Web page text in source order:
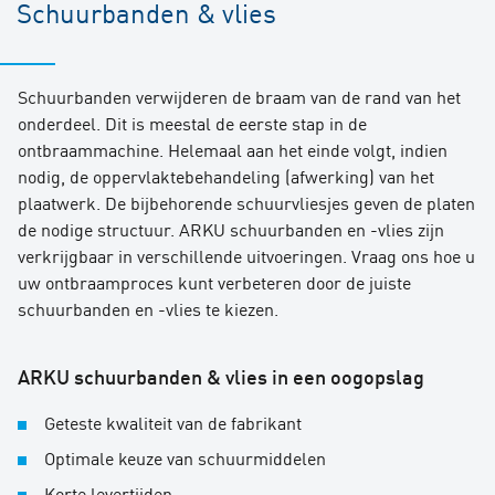
combinatie van gereedschap en machine in de
Speciaal ontworpen schijfgereedschappen zijn
ontworpen voor het verwijderen van slak. Bij het
verwijderen van slak is de schijf voorzien van
hardmetalen pennen die de slak van het gevlamde
onderdeel slaan.
Schuurbanden & vlies
Schuurbanden verwijderen de braam van de rand van het
onderdeel. Dit is meestal de eerste stap in de
ontbraammachine. Helemaal aan het einde volgt, indien
nodig, de oppervlaktebehandeling (afwerking) van het
plaatwerk. De bijbehorende schuurvliesjes geven de platen
de nodige structuur. ARKU schuurbanden en -vlies zijn
verkrijgbaar in verschillende uitvoeringen. Vraag ons hoe u
uw ontbraamproces kunt verbeteren door de juiste
schuurbanden en -vlies te kiezen.
ARKU schuurbanden & vlies in een oogopslag
Geteste kwaliteit van de fabrikant
Optimale keuze van schuurmiddelen